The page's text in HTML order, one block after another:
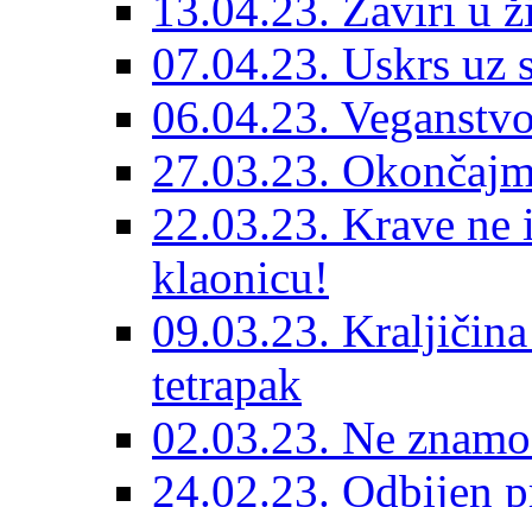
07.04.23. Uskrs uz
06.04.23.
27.03.23.
22.03.23. Krave
klaonicu!
09.03.23.
tetrapak
02.03.23. Ne
24.02.23. Odbijen